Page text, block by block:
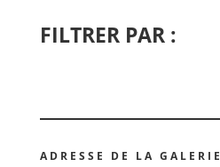
FILTRER PAR :
ADRESSE DE LA GALERIE